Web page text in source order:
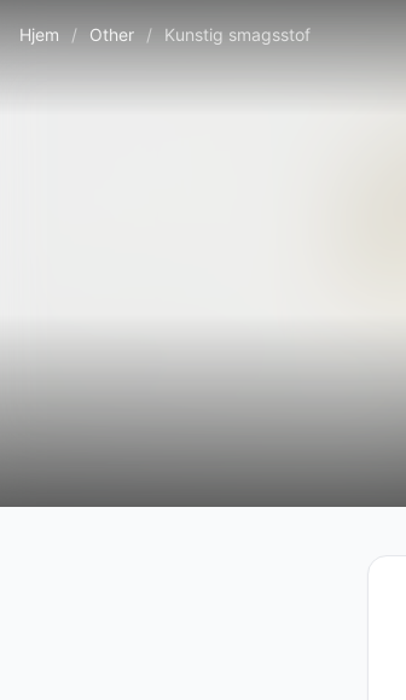
Hjem / Other / Kunstig smagsstof